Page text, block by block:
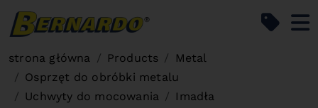
strona główna Products
Metal
Osprzęt do obróbki metalu
Uchwyty do mocowania
Imadła